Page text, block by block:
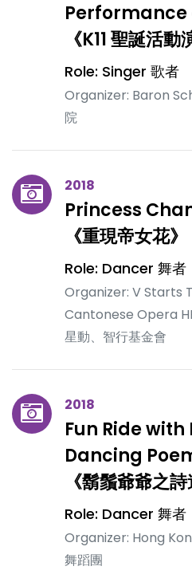
Performance
《K11 聖誕活動
Role: Singer 歌者
Organizer: Baron
院
2018
Princess
《重現帝女花》
Role: Dancer 舞者
Organizer: V Starts
Cantonese Opera
星動、智行基金會
2018
Fun Ride
Dancing
《鬍鬚爺爺之詩
Role: Dancer 舞者
Organizer: Hong
舞蹈團